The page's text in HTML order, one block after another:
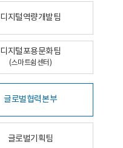
디지털역량개발팀
디지털포용문화팀
(스마트쉼센터)
글로벌협력본부
글로벌기획팀